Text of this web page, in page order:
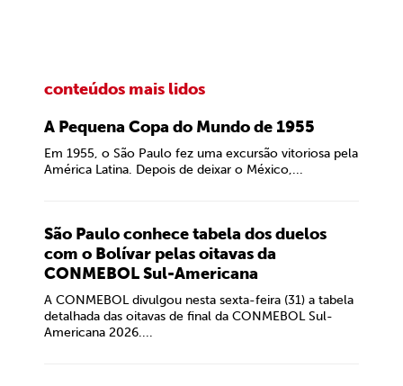
conteúdos mais lidos
A Pequena Copa do Mundo de 1955
Em 1955, o São Paulo fez uma excursão vitoriosa pela
América Latina. Depois de deixar o México,...
São Paulo conhece tabela dos duelos
com o Bolívar pelas oitavas da
CONMEBOL Sul-Americana
A CONMEBOL divulgou nesta sexta-feira (31) a tabela
detalhada das oitavas de final da CONMEBOL Sul-
Americana 2026....